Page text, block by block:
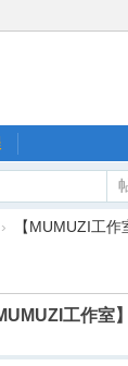
› 【MUMUZI工
工作